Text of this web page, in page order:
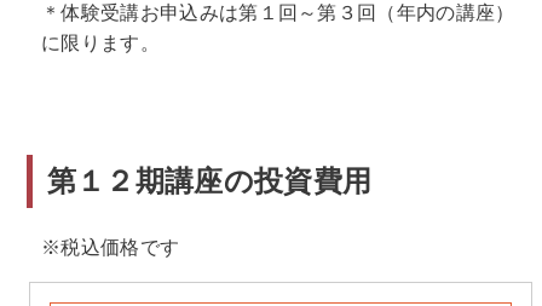
＊体験受講お申込みは第１回～第３回（年内の講座）
に限ります。
第１２期講座の投資費用
※税込価格です